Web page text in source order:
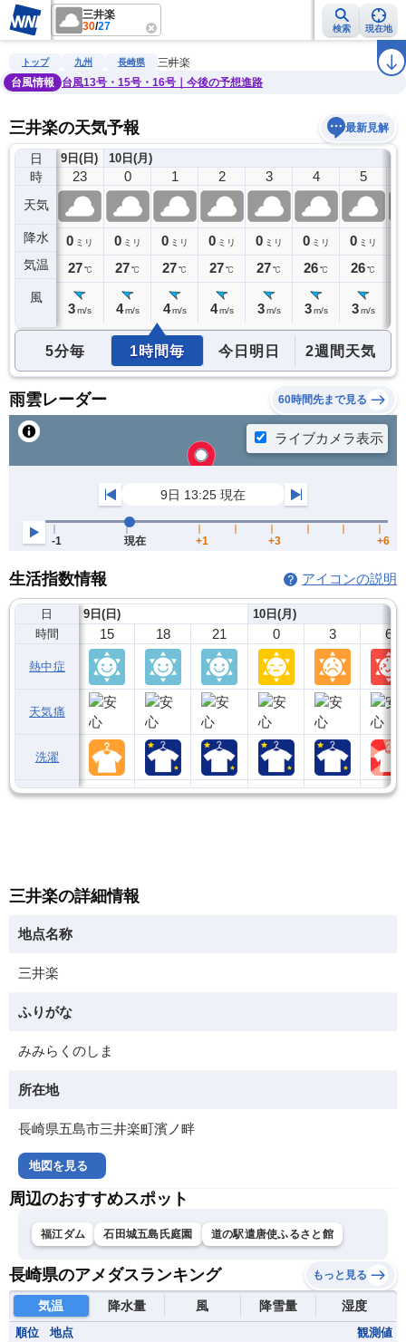
三井楽
30/27 検索 現在地
雨雲レーダー 台風情報 地震情報 ラ
トップ 九州 長崎県
三井楽
台風情報
台風13号・15号・16号｜今後の予想進路
三井楽の天気予報 最新見解
日
時
天気
降水
気温
風
9日(日)
22
0ミリ
27℃
23
0 ミリ
27 ℃
3m/s
10日(月)
0
0 ミリ
27℃
4 m/s
1
0 ミリ
27℃
4 m/s
2
0 ミリ
27℃
4 m/s
3
0 ミリ
27℃
3 m/s
4
0 ミリ
26℃
3 m/s
5
0 ミリ
26℃
3 m/s
5分毎 1時間毎 今日明日 2週間天気
雨雲レーダー 60時間先まで見る
生活指数情報 アイコンの説明
日
時間
熱中症
天気痛
洗濯
9日(日)
15 18 21
10日(月)
0 3 6
三井楽の詳細情報
地点名称
三井楽
ふりがな
みみらくのしま
所在地
長崎県五島市三井楽町濱ノ畔
地図を見る
周辺のおすすめスポット
福江ダム 石田城五島氏庭園 道の駅遣唐使ふるさと館
長崎県のアメダスランキング もっと見る
気温 降水量 風 降雪量 湿度
順位 地点 観測値